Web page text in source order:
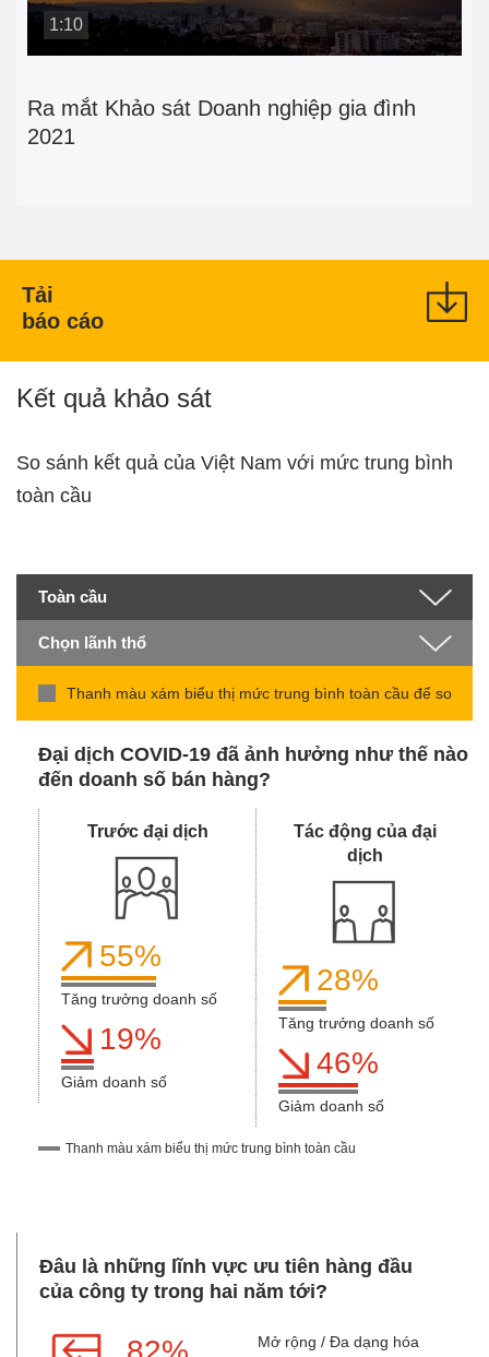
1:10
Ra mắt Khảo sát Doanh nghiệp gia đình
2021
Tải
báo cáo
Kết quả khảo sát
So sánh kết quả của Việt Nam với mức trung bình
toàn cầu
Thanh màu xám biểu thị mức trung bình toàn cầu để so
sánh
Đại dịch COVID-19 đã ảnh hưởng như thế nào
đến doanh số bán hàng?
Trước đại dịch
55%
Tăng trưởng doanh số
19%
Giảm doanh số
Tác động của đại
dịch
28%
Tăng trưởng doanh số
46%
Giảm doanh số
Thanh màu xám biểu thị mức trung bình toàn cầu
Đâu là những lĩnh vực ưu tiên hàng đầu
của công ty trong hai năm tới?
Mở rộng / Đa dạng hóa